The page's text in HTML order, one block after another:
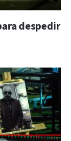
despedir